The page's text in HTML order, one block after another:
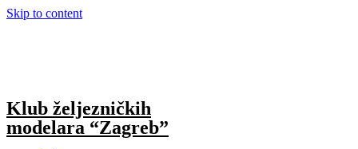
Skip to content
Klub željezničkih
modelara “Zagreb”